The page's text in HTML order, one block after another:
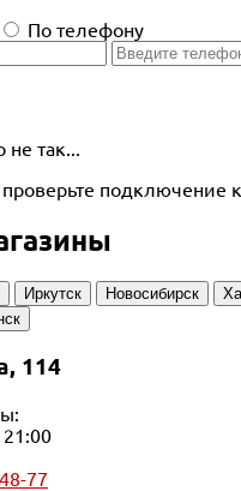
По телефону
не так...
подключение
Иркутск Новосибирск
114
77